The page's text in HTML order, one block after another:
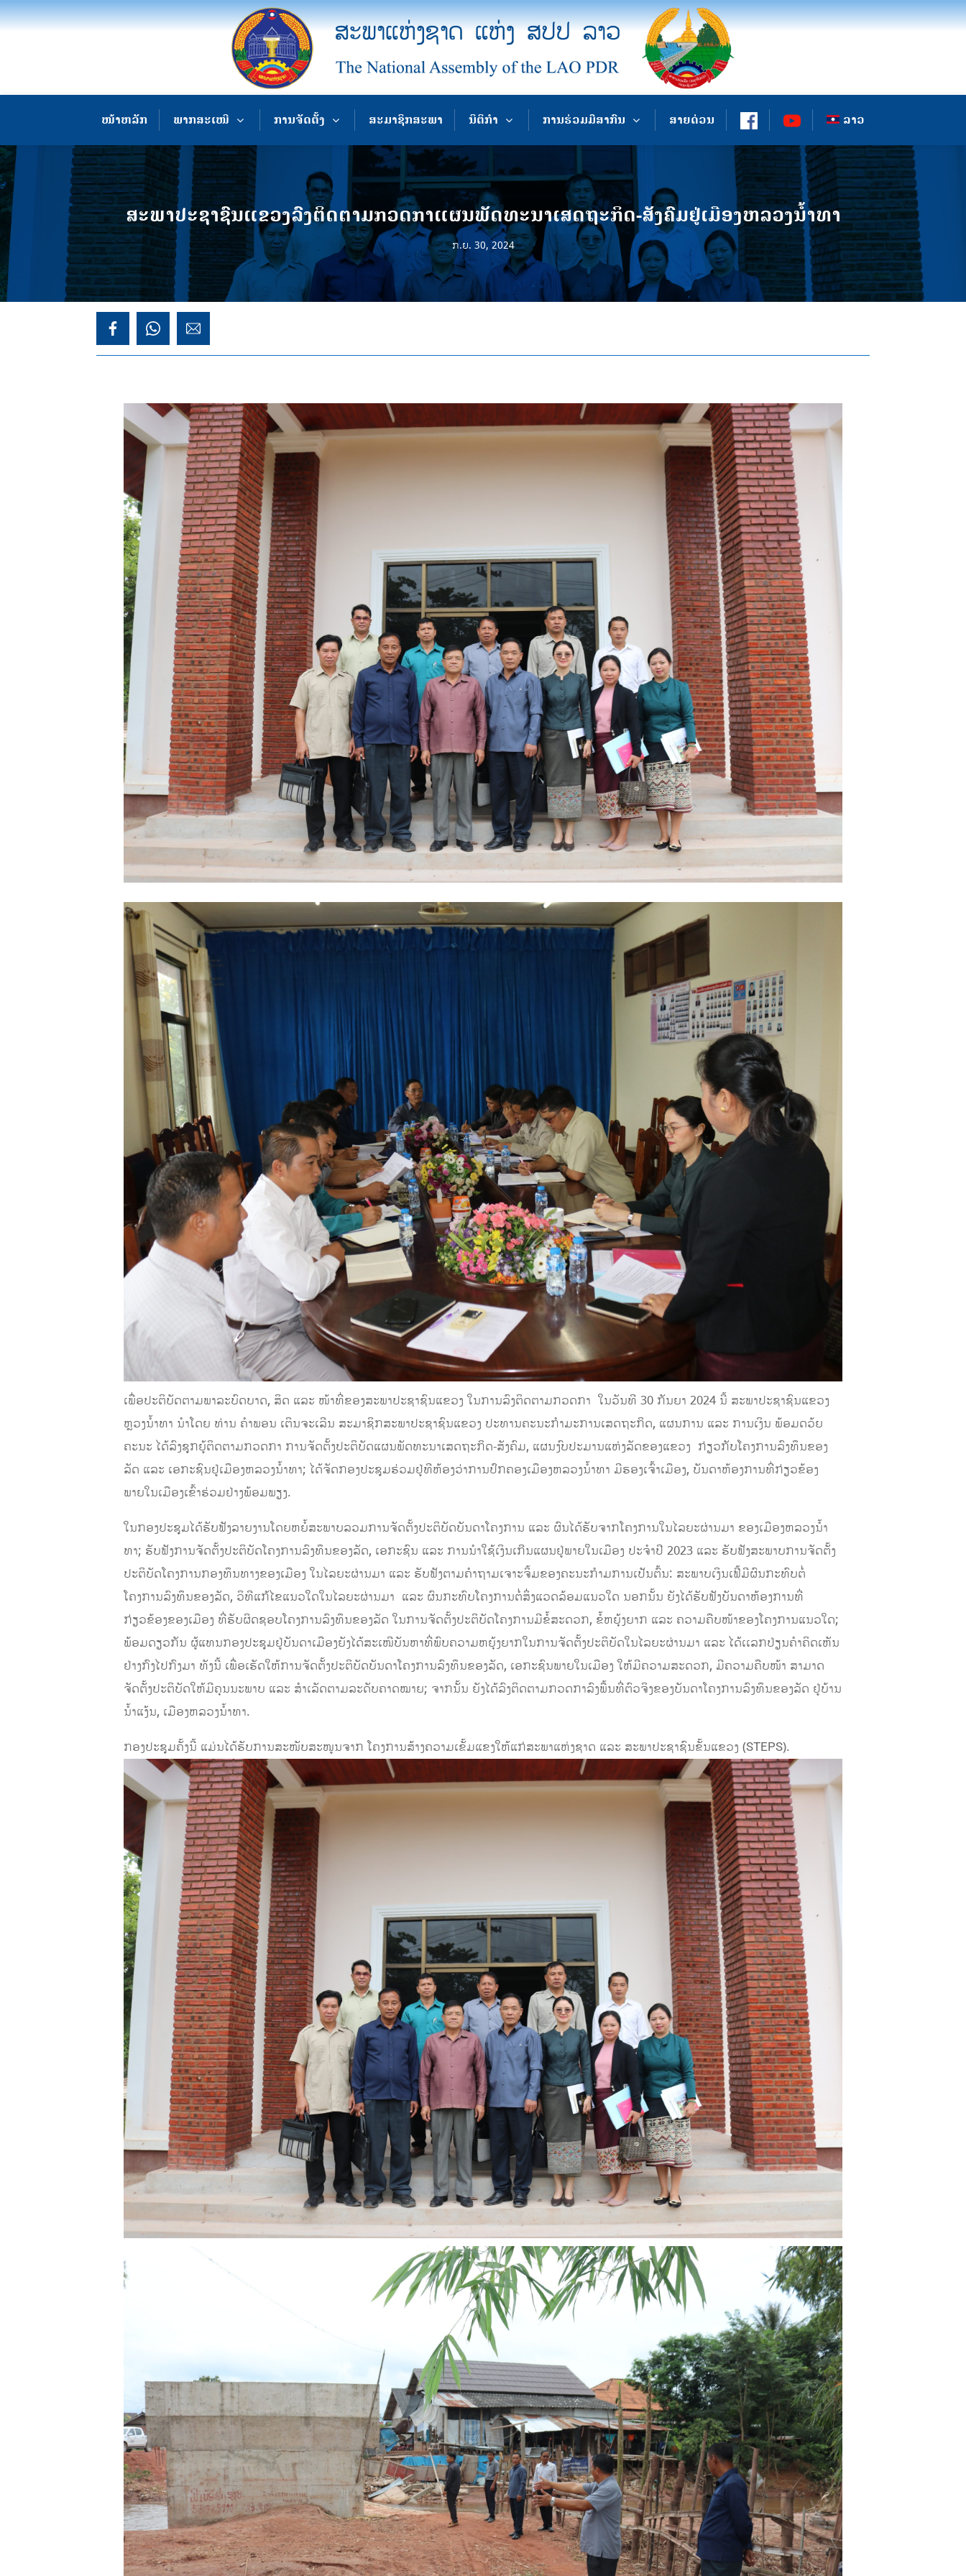
ໜ້າຫລັກ ພາກສະເໜີ ການຈັດຕັ້ງ ສະມາຊິກສະພາ ນິຕິກຳ ການຮ່ວມມືສາກົນ ສາຍດ່ວນ ລາວ
ສະພາປະຊາຊົນແຂວງລົງຕິດຕາມກວດກາແຜນພັດທະນາເສດຖະກິດ-ສັງຄົມຢູ່ເມືອງຫລວງນ້ຳທາ
ກ.ຍ. 30, 2024
ເພື່ອປະຕິບັດຕາມພາລະບົດບາດ, ສິດ ແລະ ໜ້າທີ່ຂອງສະພາປະຊາຊົນແຂວງ ໃນການລົງຕິດຕາມກວດກາ ໃນວັນທີ 30 ກັນຍາ 2024 ນີ້ ສະພາປະຊາຊົນແຂວງ
ຫຼວງນໍ້າທາ ນໍາໂດຍ ທ່ານ ຄໍາພອນ ເຕິນຈະເລີນ ສະມາຊິກສະພາປະຊາຊົນແຂວງ ປະທານຄະນະກຳມະການເສດຖະກິດ, ແຜນການ ແລະ ການເງິນ ພ້ອມດວ້ຍ
ຄະນະ ໄດ້ລົງຊຸກຍູ້ຕິດຕາມກວດກາ ການຈັດຕັ້ງປະຕິບັດແຜນພັດທະນາເສດຖະກິດ-ສັງຄົມ, ແຜນງົບປະມານແຫ່ງລັດຂອງແຂວງ ກ່ຽວກັບໂຄງການລົງທຶນຂອງ
ລັດ ແລະ ເອກະຊົນຢູ່ເມືອງຫລວງນ້ຳທາ; ໄດ້ຈັດກອງປະຊຸມຮ່ວມຢູ່ທີຫ້ອງວ່າການປົກຄອງເມືອງຫລວງນ້ຳທາ ມີຮອງເຈົ້າເມືອງ, ບັນດາຫ້ອງການທີ່ກ່ຽວຂ້ອງ
ພາຍໃນເມືອງເຂົ້າຮ່ວມຢ່າງພ້ອມພຽງ.
ໃນກອງປະຊຸມໄດ້ຮັບຟັງລາຍງານໂດຍຫຍໍ້ສະພາບລວມການຈັດຕັ້ງປະຕິບັດບັນດາໂຄງການ ແລະ ຜົນໄດ້ຮັບຈາກໂຄງການໃນໄລຍະຜ່ານມາ ຂອງເມືອງຫລວງນ້ຳ
ທາ; ຮັບຟັງການຈັດຕັ້ງປະຕິບັດໂຄງການລົງທຶນຂອງລັດ, ເອກະຊົນ ແລະ ການນໍາໃຊ້ເງິນເກີນແຜນຢູ່ພາຍໃນເມືອງ ປະຈໍາປີ 2023 ແລະ ຮັບຟັງສະພາບການຈັດຕັ້ງ
ປະຕິບັດໂຄງການກອງທຶນທາງຂອງເມືອງ ໃນໄລຍະຜ່ານມາ ແລະ ຮັບຟັງຕາມຄໍາຖາມເຈາະຈິ້ມຂອງຄະນະກຳມການເປັນຕົ້ນ: ສະພາບເງິນເຟີ້ມີຜົນກະທົບຕໍ່
ໂຄງການລົງທຶນຂອງລັດ, ວິທີແກ້ໄຂແນວໃດໃນໄລຍະຜ່ານມາ ແລະ ຜົນກະທົບໂຄງການຕໍ່ສິ່ງແວດລ້ອມແນວໃດ ນອກນັ້ນ ຍັງໄດ້ຮັບຟັງບັນດາຫ້ອງການທີ່
ກ່ຽວຂ້ອງຂອງເມືອງ ທີ່ຮັບຜິດຊອບໂຄງການລົງທຶນຂອງລັດ ໃນການຈັດຕັ້ງປະຕິບັດໂຄງການມີຂໍ້ສະດວກ, ຂໍ້ຫຍຸ້ງຍາກ ແລະ ຄວາມຄືບໜ້າຂອງໂຄງການແນວໃດ;
ພ້ອມດຽວກັນ ຜູ້ແທນກອງປະຊຸມຢູ່ບັນດາເມືອງຍັງໄດ້ສະເໜີບັນຫາທີ່ພົບຄວາມຫຍຸ້ງຍາກໃນການຈັດຕັ້ງປະຕິບັດໃນໄລຍະຜ່ານມາ ແລະ ໄດ້ເເລກປ່ຽນຄຳຄິດເຫັນ
ຢ່າງກົງໄປກົງມາ ທັງນີ້ ເພື່ອເຮັດໃຫ້ການຈັດຕັ້ງປະຕິບັດບັນດາໂຄງການລົງທຶນຂອງລັດ, ເອກະຊົນພາຍໃນເມືອງ ໃຫ້ມີຄວາມສະດວກ, ມີຄວາມຄືບໜ້າ ສາມາດ
ຈັດຕັ້ງປະຕິບັດໃຫ້ມີຄຸນນະພາບ ແລະ ສໍາເລັດຕາມລະດັບຄາດໝາຍ; ຈາກນັ້ນ ຍັງໄດ້ລົງຕິດຕາມກວດກາລົງພື້ນທີ່ຕົວຈິງຂອງບັນດາໂຄງການລົງທຶນຂອງລັດ ຢູ່ບ້ານ
ນ້ຳແງ້ນ, ເມືອງຫລວງນ້ຳທາ.
ກອງປະຊຸມຄັ້ງນີ້ ແມ່ນໄດ້ຮັບການສະໜັບສະໜູນຈາກ ໂຄງການສ້າງຄວາມເຂັ້ມແຂງໃຫ້ແກ່ສະພາແຫ່ງຊາດ ແລະ ສະພາປະຊາຊົນຂັ້ນແຂວງ (STEPS).